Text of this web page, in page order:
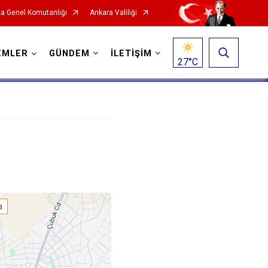
Genel Komutanlığı Ankara Valiliği
GÜNDEM İLETİŞİM
27°C